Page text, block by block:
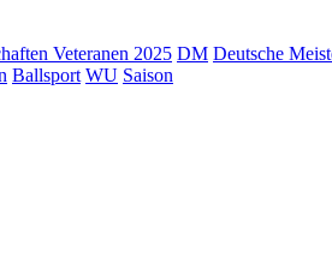
Veteranen 2025 DM Deutsche
Ballsport WU Saison